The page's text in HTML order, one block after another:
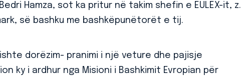
Hamza, sot ka pritur në takim shefin e EULEX-it, z.
së bashku me bashkëpunëtorët e tij.
dorëzim- pranimi i një veture dhe pajisje
ky i ardhur nga Misioni i Bashkimit Evropian për